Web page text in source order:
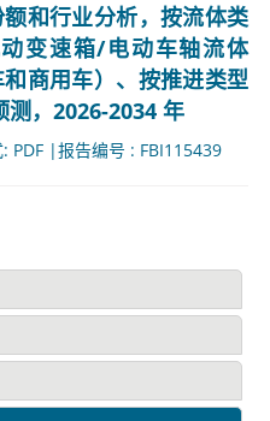
和行业分析，按流体类
变速箱/电动车轴流体
商用车）、按推进类型
测，2026-2034 年
PDF |报告编号 : FBI115439